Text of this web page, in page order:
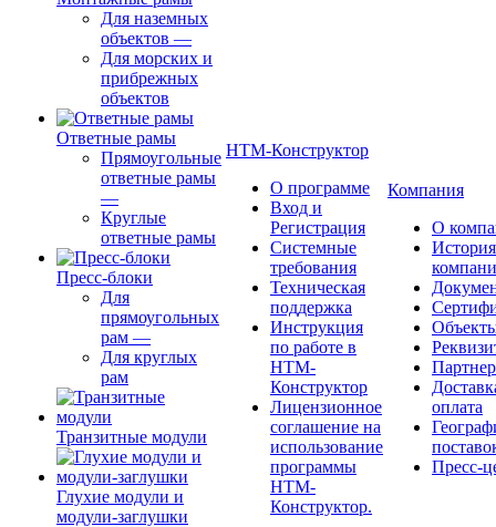
Для наземных
объектов —
Для морских и
прибрежных
объектов
Ответные рамы
Прямоугольные
ответные рамы
—
Круглые
ответные рамы
Пресс-блоки
Для
прямоугольных
рам —
Для круглых
рам
Транзитные модули
Глухие модули и
модули-заглушки
НТМ-Конструктор
О программе
Вход и
Регистрация
Системные
требования
Техническая
поддержка
Инструкция
по работе в
НТМ-
Конструктор
Лицензионное
соглашение на
использование
программы
НТМ-
Конструктор.
Компания
О
История
оплата
Пресс-